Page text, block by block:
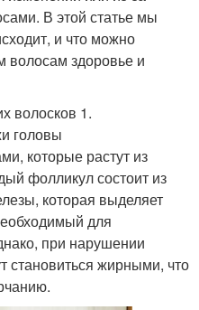
В этой статье мы
и что можно
волосам здоровье и
волосков 1.
головы
которые растут из
фолликул состоит из
которая выделяет
для
при нарушении
становиться жирными, что